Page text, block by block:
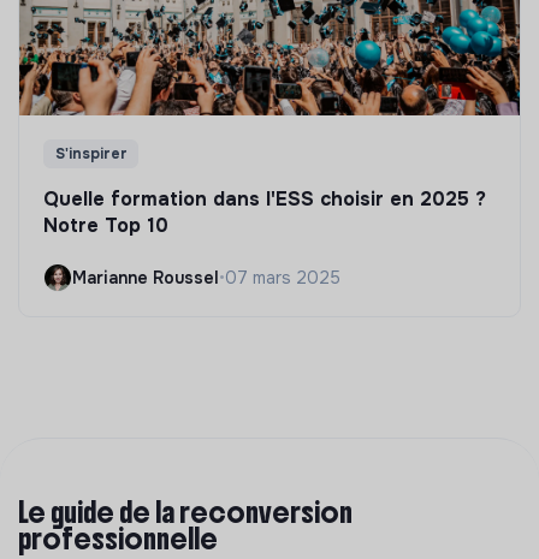
S'inspirer
Quelle formation dans l'ESS choisir en 2025 ?
Notre Top 10
Marianne Roussel•07 mars 2025
Le guide de la reconversion
professionnelle